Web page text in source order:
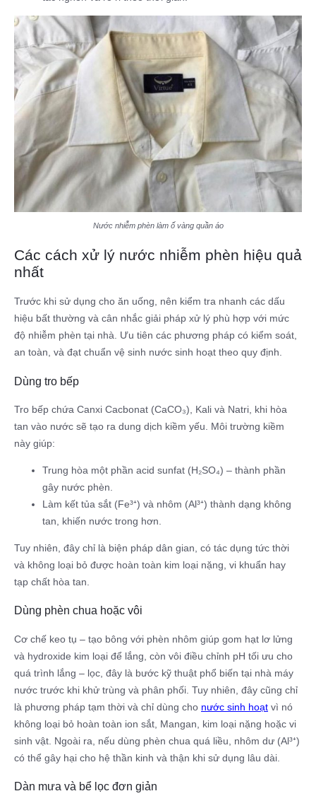
Nước nhiễm phèn làm ố vàng quần áo
Các cách xử lý nước nhiễm phèn hiệu quả
nhất
Trước khi sử dụng cho ăn uống, nên kiểm tra nhanh các dấu
hiệu bất thường và cân nhắc giải pháp xử lý phù hợp với mức
độ nhiễm phèn tại nhà. Ưu tiên các phương pháp có kiểm soát,
an toàn, và đạt chuẩn vệ sinh nước sinh hoạt theo quy định.​
Dùng tro bếp
Tro bếp chứa Canxi Cacbonat (CaCO₃), Kali và Natri, khi hòa
tan vào nước sẽ tạo ra dung dịch kiềm yếu. Môi trường kiềm
này giúp:
Trung hòa một phần acid sunfat (H₂SO₄) – thành phần
gây nước phèn.
Làm kết tủa sắt (Fe³⁺) và nhôm (Al³⁺) thành dạng không
tan, khiến nước trong hơn.
Tuy nhiên, đây chỉ là biện pháp dân gian, có tác dụng tức thời
và không loại bỏ được hoàn toàn kim loại nặng, vi khuẩn hay
tạp chất hòa tan.
Dùng phèn chua hoặc vôi
Cơ chế keo tụ – tạo bông với phèn nhôm giúp gom hạt lơ lửng
và hydroxide kim loại để lắng, còn vôi điều chỉnh pH tối ưu cho
quá trình lắng – lọc, đây là bước kỹ thuật phổ biến tại nhà máy
nước trước khi khử trùng và phân phối. Tuy nhiên, đây cũng chỉ
là phương pháp tạm thời và chỉ dùng cho nước sinh hoạt vì nó
không loại bỏ hoàn toàn ion sắt, Mangan, kim loại nặng hoặc vi
sinh vật. Ngoài ra, nếu dùng phèn chua quá liều, nhôm dư (Al³⁺)
có thể gây hại cho hệ thần kinh và thận khi sử dụng lâu dài.
Dàn mưa và bể lọc đơn giản